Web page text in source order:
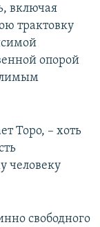
включая
трактовку
опорой
Торо, – хоть
человеку
свободного